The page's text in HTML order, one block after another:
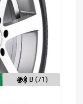
B (71)